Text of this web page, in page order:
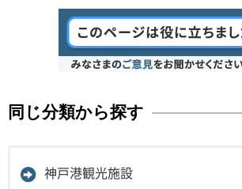
同じ分類から探す
神戸港観光施設